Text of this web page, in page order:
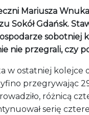
Mariusza
Sokół Gdańsk.
sobotniej
nie przegrali, czy
w ostatniej kolejce
przegrywając
różnicą
serię